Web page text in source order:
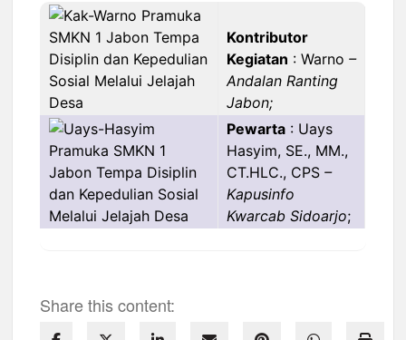
Kontributor
Kegiatan : Warno –
Andalan Ranting
Jabon;
Pewarta : Uays
Hasyim, SE., MM.,
CT.HLC., CPS–
Kapusinfo
Kwarcab Sidoarjo;
Share this content: